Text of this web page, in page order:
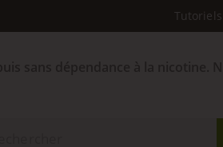
Tutoriels